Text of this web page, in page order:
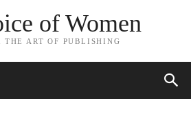
of Women
THE ART OF PUBLISHING